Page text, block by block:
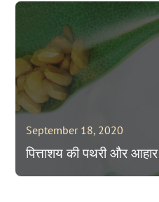
September 18, 2020
पित्ताशय की पथरी और आहार